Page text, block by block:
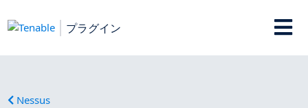
プラグイン
Nessus